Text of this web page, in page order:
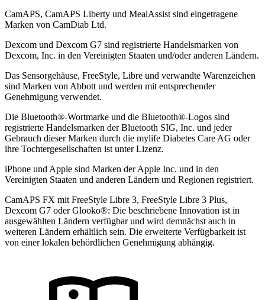
CamAPS, CamAPS Liberty und MealAssist sind eingetragene
Marken von CamDiab Ltd.
Dexcom und Dexcom G7 sind registrierte Handelsmarken von
Dexcom, Inc. in den Vereinigten Staaten und/oder anderen Ländern.
Das Sensorgehäuse, FreeStyle, Libre und verwandte Warenzeichen
sind Marken von Abbott und werden mit entsprechender
Genehmigung verwendet.
Die Bluetooth®-Wortmarke und die Bluetooth®-Logos sind
registrierte Handelsmarken der Bluetooth SIG, Inc. und jeder
Gebrauch dieser Marken durch die mylife Diabetes Care AG oder
ihre Tochtergesellschaften ist unter Lizenz.
iPhone und Apple sind Marken der Apple Inc. und in den
Vereinigten Staaten und anderen Ländern und Regionen registriert.
CamAPS FX mit FreeStyle Libre 3, FreeStyle Libre 3 Plus,
Dexcom G7 oder Glooko®: Die beschriebene Innovation ist in
ausgewählten Ländern verfügbar und wird demnächst auch in
weiteren Ländern erhältlich sein. Die erweiterte Verfügbarkeit ist
von einer lokalen behördlichen Genehmigung abhängig.